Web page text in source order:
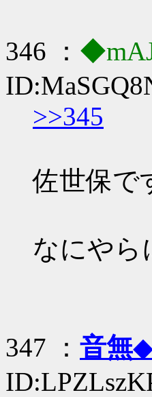
346 ：
>>345
佐世保で
なにやら
347 ： 音無